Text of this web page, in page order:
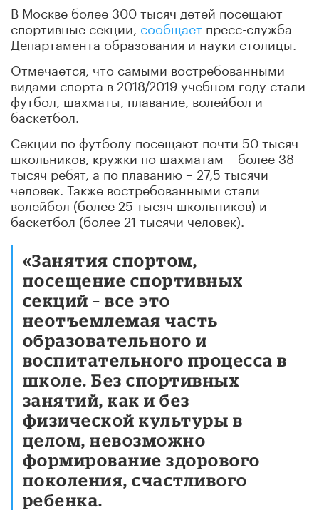
В Москве более 300 тысяч детей посещают
спортивные секции, сообщает пресс-служба
Департамента образования и науки столицы.
Отмечается, что самыми востребованными
видами спорта в 2018/2019 учебном году стали
футбол, шахматы, плавание, волейбол и
баскетбол.
Секции по футболу посещают почти 50 тысяч
школьников, кружки по шахматам – более 38
тысяч ребят, а по плаванию – 27,5 тысячи
человек. Также востребованными стали
волейбол (более 25 тысяч школьников) и
баскетбол (более 21 тысячи человек).
«Занятия спортом,
посещение спортивных
секций – все это
неотъемлемая часть
образовательного и
воспитательного процесса в
школе. Без спортивных
занятий, как и без
физической культуры в
целом, невозможно
формирование здорового
поколения, счастливого
ребенка.